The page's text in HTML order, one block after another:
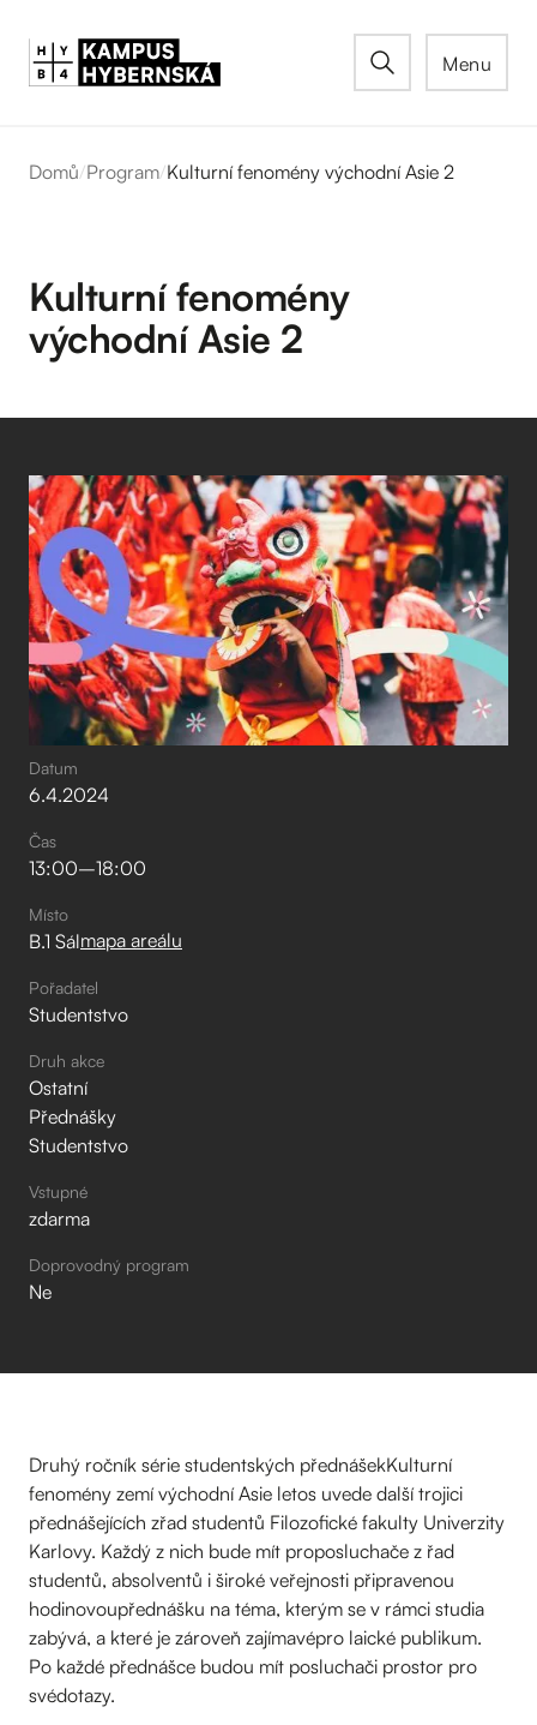
Menu
Domů/Program/Kulturní fenomény východní Asie 2
Kulturní fenomény
východní Asie 2
Datum
6.4.2024
Čas
13:00–⁠18:00
Místo
B.1 Sálmapa areálu
Pořadatel
Studentstvo
Druh akce
Ostatní
Přednášky
Studentstvo
Vstupné
zdarma
Doprovodný program
Ne
Druhý ročník série studentských přednášekKulturní
fenomény zemí východní Asie letos uvede další trojici
přednášejících zřad studentů Filozofické fakulty Univerzity
Karlovy. Každý z nich bude mít proposluchače z řad
studentů, absolventů i široké veřejnosti připravenou
hodinovoupřednášku na téma, kterým se v rámci studia
zabývá, a které je zároveň zajímavépro laické publikum.
Po každé přednášce budou mít posluchači prostor pro
svédotazy.